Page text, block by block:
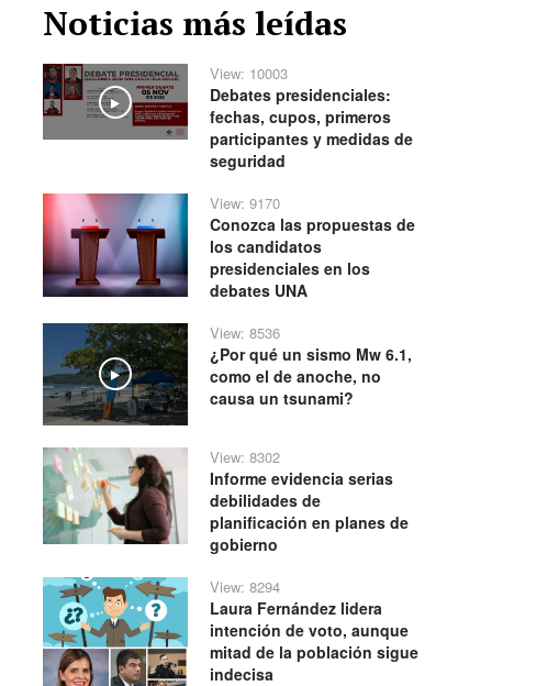
Noticias más leídas
Play
View: 10003
Debates presidenciales:
fechas, cupos, primeros
participantes y medidas de
seguridad
View: 9170
Conozca las propuestas de
los candidatos
presidenciales en los
debates UNA
Play
View: 8536
¿Por qué un sismo Mw 6.1,
como el de anoche, no
causa un tsunami?
View: 8302
Informe evidencia serias
debilidades de
planificación en planes de
gobierno
View: 8294
Laura Fernández lidera
intención de voto, aunque
mitad de la población sigue
indecisa